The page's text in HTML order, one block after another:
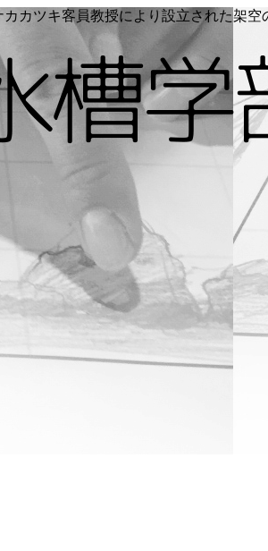
カツキ客員教授により設立された架空